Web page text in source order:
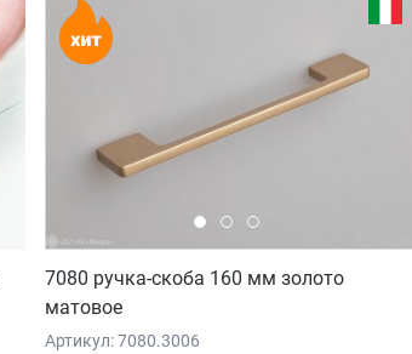
7080 ручка-скоба 160 мм золото
матовое
Артикул: 7080.3006